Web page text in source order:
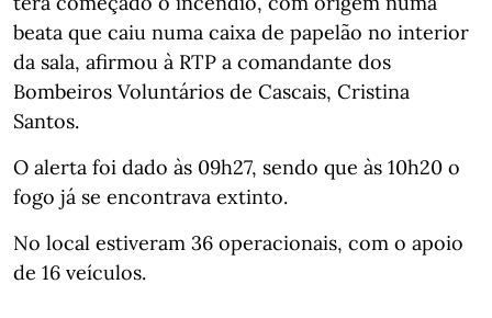
beata que caiu numa caixa de papelão no interior
da sala, afirmou à RTP a comandante dos
Bombeiros Voluntários de Cascais, Cristina
Santos.
O alerta foi dado às 09h27, sendo que às 10h20 o
fogo já se encontrava extinto.
No local estiveram 36 operacionais, com o apoio
de 16 veículos.